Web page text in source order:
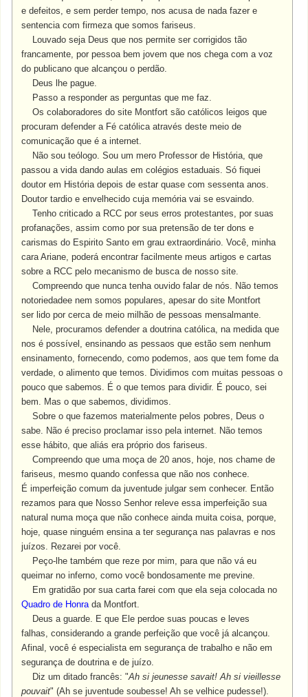
e defeitos, e sem perder tempo, nos acusa de nada fazer e
sentencia com firmeza que somos fariseus.
Louvado seja Deus que nos permite ser corrigidos tão
francamente, por pessoa bem jovem que nos chega com a voz
do publicano que alcançou o perdão.
Deus lhe pague.
Passo a responder as perguntas que me faz.
Os colaboradores do site Montfort são católicos leigos que
procuram defender a Fé católica através deste meio de
comunicação que é a internet.
Não sou teólogo. Sou um mero Professor de História, que
passou a vida dando aulas em colégios estaduais. Só fiquei
doutor em História depois de estar quase com sessenta anos.
Doutor tardio e envelhecido cuja memória vai se esvaindo.
Tenho criticado a RCC por seus erros protestantes, por suas
profanações, assim como por sua pretensão de ter dons e
carismas do Espirito Santo em grau extraordinário. Você, minha
cara Ariane, poderá encontrar facilmente meus artigos e cartas
sobre a RCC pelo mecanismo de busca de nosso site.
Compreendo que nunca tenha ouvido falar de nós. Não temos
notoriedadee nem somos populares, apesar do site Montfort
ser lido por cerca de meio milhão de pessoas mensalmante.
Nele, procuramos defender a doutrina católica, na medida que
nos é possível, ensinando as pessaos que estão sem nenhum
ensinamento, fornecendo, como podemos, aos que tem fome da
verdade, o alimento que temos. Dividimos com muitas pessoas o
pouco que sabemos. É o que temos para dividir. É pouco, sei
bem. Mas o que sabemos, dividimos.
Sobre o que fazemos materialmente pelos pobres, Deus o
sabe. Não é preciso proclamar isso pela internet. Não temos
esse hábito, que aliás era próprio dos fariseus.
Compreendo que uma moça de 20 anos, hoje, nos chame de
fariseus, mesmo quando confessa que não nos conhece.
É imperfeição comum da juventude julgar sem conhecer. Então
rezamos para que Nosso Senhor releve essa imperfeição sua
natural numa moça que não conhece ainda muita coisa, porque,
hoje, quase ninguém ensina a ter segurança nas palavras e nos
juízos. Rezarei por você.
Peço-lhe também que reze por mim, para que não vá eu
queimar no inferno, como você bondosamente me previne.
Em gratidão por sua carta farei com que ela seja colocada no
Quadro de Honrada Montfort.
Deus a guarde. E que Ele perdoe suas poucas e leves
falhas, considerando a grande perfeição que você já alcançou.
Afinal, você é especialista em segurança de trabalho e não em
segurança de doutrina e de juízo.
Diz um ditado francês: "Ah si jeunesse savait! Ah si vieillesse
pouvait" (Ah se juventude soubesse! Ah se velhice pudesse!).